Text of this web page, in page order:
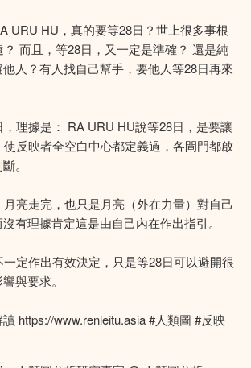
URU HU，真的要等28日？世上很多事根
而且，等28日，又一定是準確？ 還是純
人？有人找自己幫手，要他人等28日再來
理據是： RA URU HU說等28日，是要讓
使反映者全空白中心都定義過，各閘門都啟
。
亮走完，也只是月亮（外在力量）對自己
有理據肯定這是由自己內在作出指引。
一定作出有效決定，只是等28日可以避開很
與要求。
https://www.renleitu.asia #人類圖 #反映